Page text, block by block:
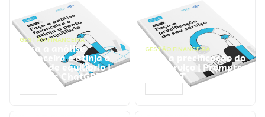
GESTÃO FINANCEIRA
Faça a análise
financeira e atinja o
ponto de equilíbrio |
Prompts ChatGPT
GESTÃO FINANCEIRA
Faça a precificação do
seu serviço | Prompts
ChatGPT